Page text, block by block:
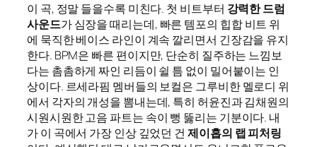
이 곡, 정말 들을수록 미친다. 첫 비트부터 강력한 드럼
사운드가 심장을 때리는데, 빠른 템포의 힙합 비트 위
에 묵직한 베이스 라인이 계속 깔리면서 긴장감을 유지
한다. BPM은 빠른 편이지만, 단순히 질주하는 느낌보
다는 촘촘하게 짜인 리듬이 쉴 틈 없이 밀어붙이는 인
상이다. 르세라핌 멤버들의 보컬은 그루비한 멜로디 위
에서 각자의 개성을 뽐내는데, 특히 허윤진과 김채원의
시원시원한 고음 파트는 속이 뻥 뚫리는 기분이다. 내
가 이 곡에서 가장 인상 깊었던 건 제이홉의 랩 피처링